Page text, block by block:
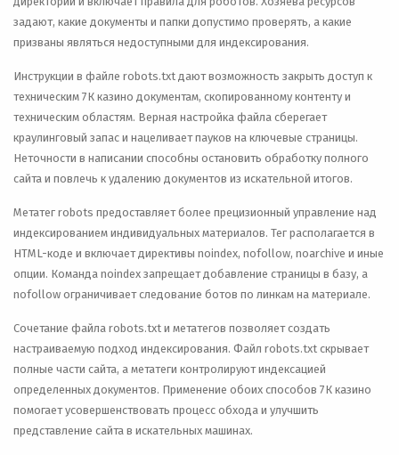
задают, какие документы и папки допустимо проверять, а какие
призваны являться недоступными для индексирования.
Инструкции в файле robots.txt дают возможность закрыть доступ к
техническим 7К казино документам, скопированному контенту и
техническим областям. Верная настройка файла сберегает
краулинговый запас и нацеливает пауков на ключевые страницы.
Неточности в написании способны остановить обработку полного
сайта и повлечь к удалению документов из искательной итогов.
Метатег robots предоставляет более прецизионный управление над
индексированием индивидуальных материалов. Тег располагается в
HTML-коде и включает директивы noindex, nofollow, noarchive и иные
опции. Команда noindex запрещает добавление страницы в базу, а
nofollow ограничивает следование ботов по линкам на материале.
Сочетание файла robots.txt и метатегов позволяет создать
настраиваемую подход индексирования. Файл robots.txt скрывает
полные части сайта, а метатеги контролируют индексацией
определенных документов. Применение обоих способов 7К казино
помогает усовершенствовать процесс обхода и улучшить
представление сайта в искательных машинах.